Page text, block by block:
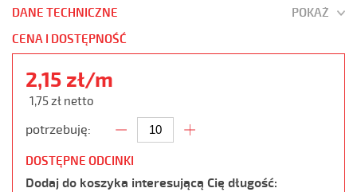
DANE TECHNICZNE
POKAŻ
CENA I DOSTĘPNOŚĆ
2,15 zł/m
1,75 zł netto
potrzebuję:
DOSTĘPNE ODCINKI
Dodaj do koszyka interesującą Cię długość: